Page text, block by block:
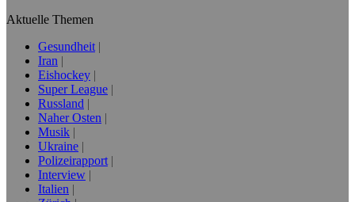
Aktuelle Themen
Gesundheit
Iran
Eishockey
Super League
Russland
Naher Osten
Musik
Ukraine
Polizeirapport
Interview
Italien